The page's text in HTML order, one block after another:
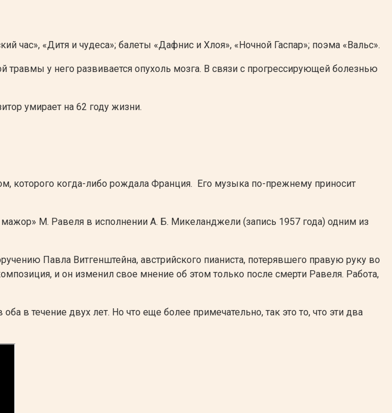
час», «Дитя и чудеса»; балеты «Дафнис и Хлоя», «Ночной Гаспар»; поэма «Вальс».
травмы у него развивается опухоль мозга. В связи с прогрессирующей болезнью
умирает на 62 году жизни.
которого когда-либо рождала Франция. Его музыка по-прежнему приносит
М. Равеля в исполнении А. Б. Микеланджели (запись 1957 года) одним из
Павла Витгенштейна, австрийского пианиста, потерявшего правую руку во
и он изменил свое мнение об этом только после смерти Равеля. Работа,
в течение двух лет. Но что еще более примечательно, так это то, что эти два